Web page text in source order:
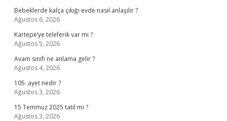
Bebeklerde kalça çıkığı evde nasıl anlaşılır ?
Ağustos 6, 2026
Kartepe’ye teleferik var mı ?
Ağustos 5, 2026
Avam sınıfı ne anlama gelir ?
Ağustos 4, 2026
105. ayet nedir ?
Ağustos 3, 2026
15 Temmuz 2025 tatil mi ?
Ağustos 3, 2026